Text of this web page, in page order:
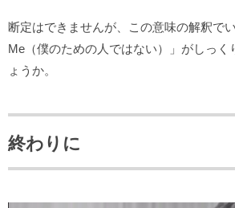
断定はできませんが、この意味の解釈で
Me（僕のための人ではない）」がしっく
ょうか。
終わりに